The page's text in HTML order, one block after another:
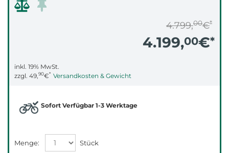
4.799,00€*
4.199,00€*
inkl. 19% MwSt.
zzgl. 49,90€* Versandkosten & Gewicht
Sofort Verfügbar 1-3 Werktage